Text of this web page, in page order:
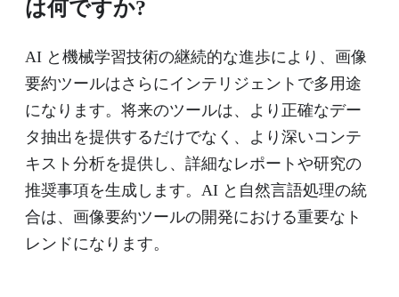
は何ですか?
AI と機械学習技術の継続的な進歩により、画像
要約ツールはさらにインテリジェントで多用途
になります。将来のツールは、より正確なデー
タ抽出を提供するだけでなく、より深いコンテ
キスト分析を提供し、詳細なレポートや研究の
推奨事項を生成します。AI と自然言語処理の統
合は、画像要約ツールの開発における重要なト
レンドになります。